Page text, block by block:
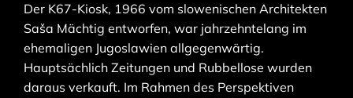
Der K67-Kiosk, 1966 vom slowenischen Architekten
Saša Mächtig entworfen, war jahrzehntelang im
ehemaligen Jugoslawien allgegenwärtig.
Hauptsächlich Zeitungen und Rubbellose wurden
daraus verkauft. Im Rahmen des Perspektiven